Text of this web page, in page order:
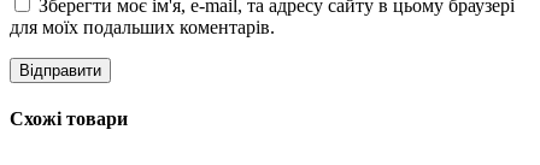
Зберегти моє ім'я, e-mail, та адресу сайту в цьому браузері
для моїх подальших коментарів.
Схожі товари